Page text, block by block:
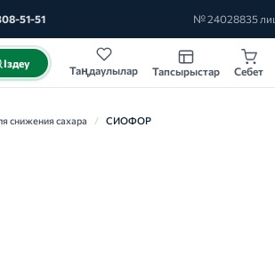
51-51 № 24028835
Іздеу
Таңдаулылар Тапсырыстар Себет
снижения сахара / СИОФОР